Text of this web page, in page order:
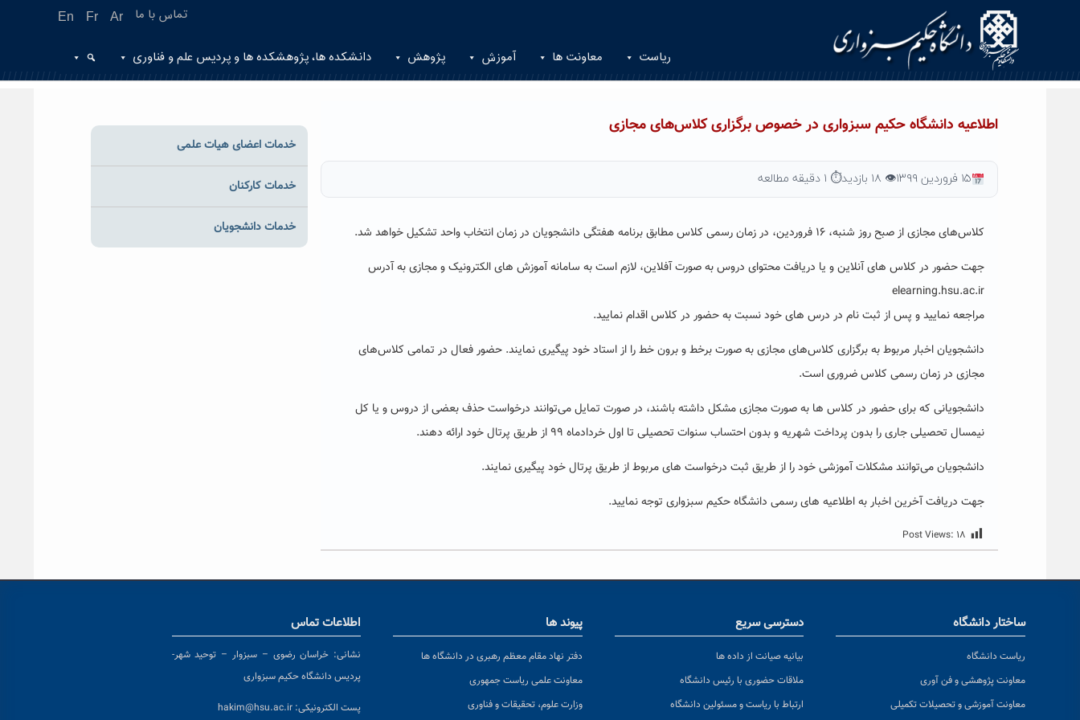
En Fr Ar تماس با ما
ریاست معاونت ها آموزش پژوهش دانشکده ها، پژوهشکده ها و پردیس علم و فناوری
اطلاعیه دانشگاه حکیم سبزواری در خصوص برگزاری کلاس‌های مجازی
۱۵ فروردین ۱۳۹۹ 👁 ۱۸ بازدید ⏱ ۱ دقیقه مطالعه
کلاس‌های مجازی از صبح روز شنبه، ۱۶ فروردین، در زمان رسمی کلاس مطابق برنامه هفتگی دانشجویان در زمان انتخاب واحد تشکیل خواهد شد.
جهت حضور در کلاس های آنلاین و یا دریافت محتوای دروس به صورت آفلاین، لازم است به سامانه آموزش های الکترونیک و مجازی به آدرس
elearning.hsu.ac.ir
مراجعه نمایید و پس از ثبت نام در درس های خود نسبت به حضور در کلاس اقدام نمایید.
دانشجویان اخبار مربوط به برگزاری کلاس‌های مجازی به صورت برخط و برون خط را از استاد خود پیگیری نمایند. حضور فعال در تمامی کلاس‌های
مجازی در زمان رسمی کلاس ضروری است.
دانشجویانی که برای حضور در کلاس ها به صورت مجازی مشکل داشته باشند، در صورت تمایل می‌توانند درخواست حذف بعضی از دروس و یا کل
نیمسال تحصیلی جاری را بدون پرداخت شهریه و بدون احتساب سنوات تحصیلی تا اول خردادماه ۹۹ از طریق پرتال خود ارائه دهند.
دانشجویان می‌توانند مشکلات آموزشی خود را از طریق ثبت درخواست های مربوط از طریق پرتال خود پیگیری نمایند.
جهت دریافت آخرین اخبار به اطلاعیه های رسمی دانشگاه حکیم سبزواری توجه نمایید.
Post Views: ۱۸
خدمات اعضای هیات علمی
خدمات کارکنان
خدمات دانشجویان
ساختار دانشگاه
ریاست دانشگاه
معاونت پژوهشی و فن آوری
معاونت آموزشی و تحصیلات تکمیلی
دسترسی سریع
بیانیه صیانت از داده ها
ملاقات حضوری با رئیس دانشگاه
ارتباط با ریاست و مسئولین دانشگاه
پیوند ها
دفتر نهاد مقام معظم رهبری در دانشگاه ها
معاونت علمی ریاست جمهوری
وزارت علوم، تحقیقات و فناوری
اطلاعات تماس
نشانی: خراسان رضوی – سبزوار – توحید شهر-
پردیس دانشگاه حکیم سبزواری
پست الکترونیکی: hakim@hsu.ac.ir